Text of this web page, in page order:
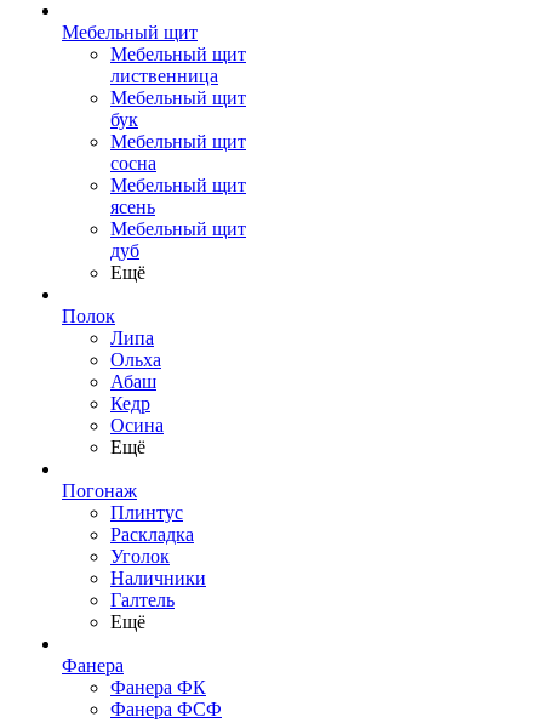
Мебельный щит
Мебельный щит
лиственница
Мебельный щит
бук
Мебельный щит
сосна
Мебельный щит
ясень
Мебельный щит
дуб
Ещё
Полок
Липа
Ольха
Абаш
Кедр
Осина
Ещё
Погонаж
Плинтус
Раскладка
Уголок
Наличники
Галтель
Ещё
Фанера
Фанера ФК
Фанера ФСФ